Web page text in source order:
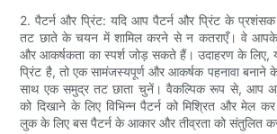
2. पैटर्न और प्रिंट: यदि आप पैटर्न और प्रिंट के
तट छाते के चयन में शामिल करने से न कतराएँ। वे आपके
और आकर्षकता का स्पर्श जोड़ सकते हैं। उदाहरण के लिए,
प्रिंट है, तो एक सामंजस्यपूर्ण और आकर्षक पहनावा बनाने
साथ एक समुद्र तट छाता चुनें। वैकल्पिक रूप से, आप
को दिखाने के लिए विभिन्न पैटर्न को मिश्रित और मेल
लुक के लिए बस पैटर्न के आकार और तीव्रता को संतुलित